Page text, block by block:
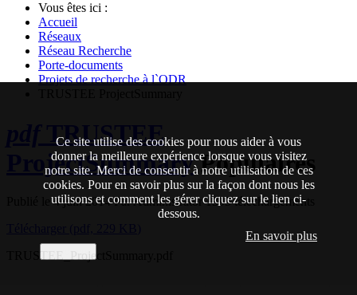
Vous êtes ici :
Accueil
Réseaux
Réseau Recherche
Porte-documents
Projets de recherche à l`ODR
TRUSTEE
ProjectSummary Populaires
Publié le 4 juin 2014ParAdministrator 1395 téléchargements
TRUSTEE_ProjectSummary.pdf
Ce site utilise des cookies pour nous aider à vous
donner la meilleure expérience lorsque vous visitez
notre site. Merci de consentir à notre utilisation de ces
cookies. Pour en savoir plus sur la façon dont nous les
utilisons et comment les gérer cliquez sur le lien ci-
dessous.
En savoir plus